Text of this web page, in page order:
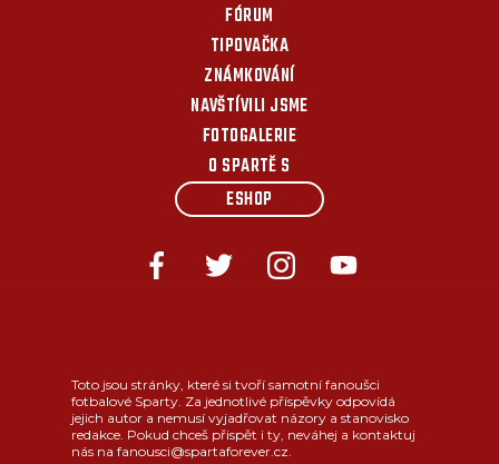
FÓRUM
TIPOVAČKA
ZNÁMKOVÁNÍ
NAVŠTÍVILI JSME
FOTOGALERIE
O SPARTĚ S
ESHOP
Toto jsou stránky, které si tvoří samotní fanoušci
fotbalové Sparty. Za jednotlivé příspěvky odpovídá
jejich autor a nemusí vyjadřovat názory a stanovisko
redakce. Pokud chceš přispět i ty, neváhej a kontaktuj
nás na fanousci@spartaforever.cz.